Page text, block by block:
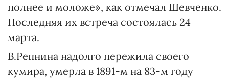
полнее и моложе», как отмечал Шевченко.
Последняя их встреча состоялась 24
марта.
В.Репнина надолго пережила своего
кумира, умерла в 1891-м на 83-м году